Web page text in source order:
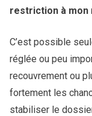
restriction à mon
C’est possible
réglée ou peu
recouvrement ou
fortement les
stabiliser le